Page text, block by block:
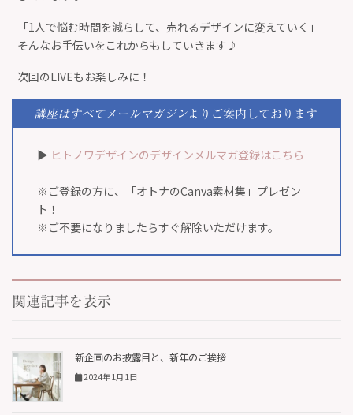
「1人で悩む時間を減らして、売れるデザインに変えていく」
そんなお手伝いをこれからもしていきます♪
次回のLIVEもお楽しみに！
講座はすべてメールマガジンより ご案内しております
▶︎ ヒトノワデザインのデザインメルマガ登録はこちら
※ご登録の方に、「オトナのCanva素材集」プレゼン
ト！
※ご不要になりましたらすぐ解除いただけます。
関連記事を表示
新企画のお披露目と、新年のご挨拶
2024年1月1日